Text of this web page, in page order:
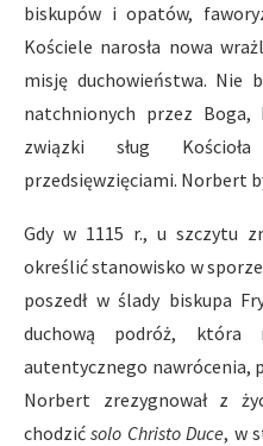
biskupów i opatów,
Kościele narosła nowa
misję duchowieństwa. Nie
natchnionych przez
związki sług
przedsięwzięciami. Norbert
Gdy w 1115 r., u szczytu
określić stanowisko w
poszedł w ślady biskupa
duchową podróż, która
autentycznego nawrócenia,
Norbert zrezygnował z
chodzićsolo Christo Duce, w